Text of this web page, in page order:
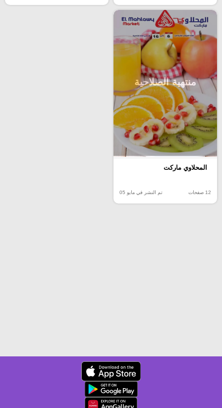
منتهية الصلاحية
المحلاوي ماركت
12 صفحات تم النشر في مايو 05